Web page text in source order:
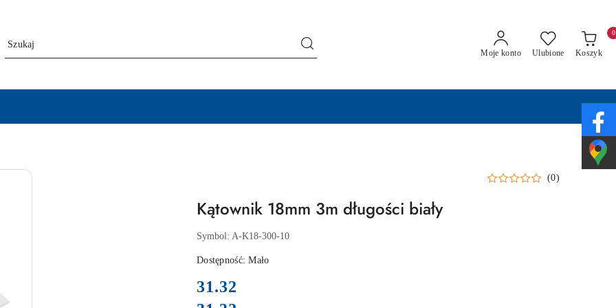
Moje konto Ulubione Koszyk
0
(0)
Kątownik 18mm 3m długości biały
Symbol: A-K18-300-10
Dostępność:Mało
cena:
31.32